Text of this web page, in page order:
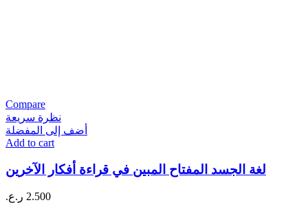
Compare
نظرة سريعة
أضف إلى المفضلة
Add to cart
لغة الجسد المفتاح المبين في قراءة أفكار الآخرين
2.500 ر.ع.